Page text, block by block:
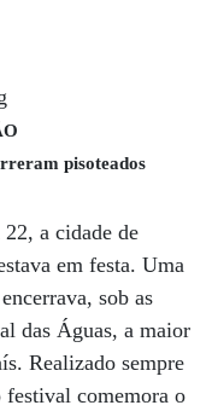
pisoteados
a cidade de
em festa. Uma
sob as
das Águas, a maior
Realizado sempre
comemora o